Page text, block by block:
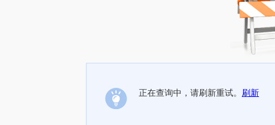
正在查询中，请刷新重试。 刷新